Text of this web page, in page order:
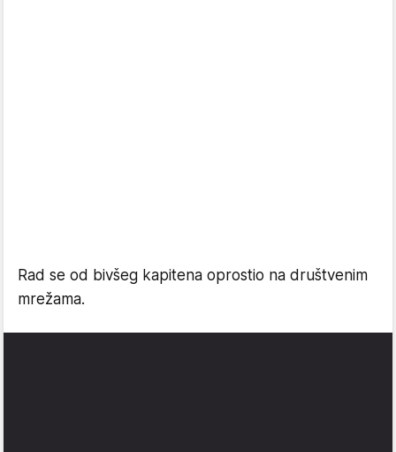
Rad se od bivšeg kapitena oprostio na društvenim
mrežama.